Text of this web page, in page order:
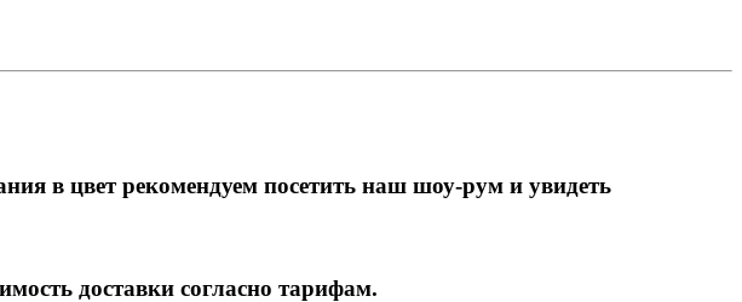
в цвет рекомендуем посетить наш шоу-рум и увидеть
доставки согласно тарифам.